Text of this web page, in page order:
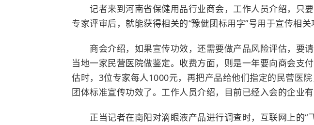
记者来到河南省保健用品行业商会，工作人员介绍，只
专家评审后，就能获得相关的“豫健团标用字”号用于宣传相关
商会介绍，如果宣传功效，还需要做产品风险评估，要
当地一家民营医院做鉴定。收费方面，则是一年要向商会支
估时，3位专家每人1000元，再把产品给他们指定的民营医
团体标准宣传功效了。工作人员介绍，目前已经入会的企业有
正当记者在南阳对滴眼液产品进行调查时，互联网上的“